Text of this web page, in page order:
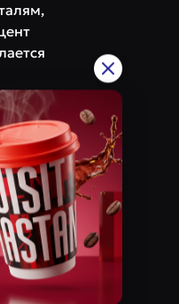
34